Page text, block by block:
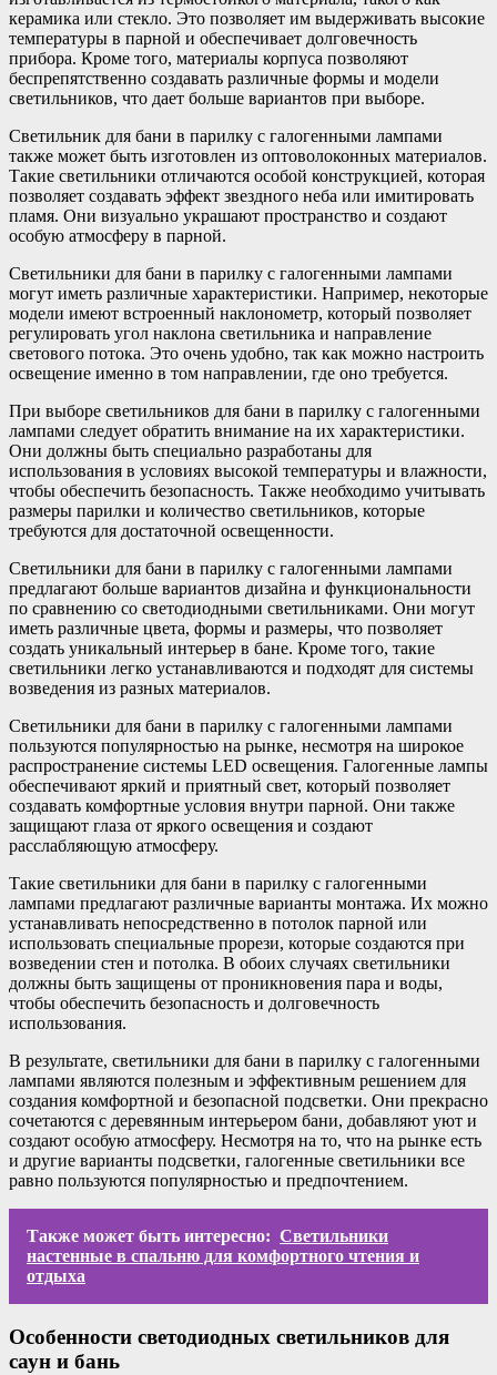
керамика или стекло. Это позволяет им выдерживать высокие
температуры в парной и обеспечивает долговечность
прибора. Кроме того, материалы корпуса позволяют
беспрепятственно создавать различные формы и модели
светильников, что дает больше вариантов при выборе.
Светильник для бани в парилку с галогенными лампами
также может быть изготовлен из оптоволоконных материалов.
Такие светильники отличаются особой конструкцией, которая
позволяет создавать эффект звездного неба или имитировать
пламя. Они визуально украшают пространство и создают
особую атмосферу в парной.
Светильники для бани в парилку с галогенными лампами
могут иметь различные характеристики. Например, некоторые
модели имеют встроенный наклонометр, который позволяет
регулировать угол наклона светильника и направление
светового потока. Это очень удобно, так как можно настроить
освещение именно в том направлении, где оно требуется.
При выборе светильников для бани в парилку с галогенными
лампами следует обратить внимание на их характеристики.
Они должны быть специально разработаны для
использования в условиях высокой температуры и влажности,
чтобы обеспечить безопасность. Также необходимо учитывать
размеры парилки и количество светильников, которые
требуются для достаточной освещенности.
Светильники для бани в парилку с галогенными лампами
предлагают больше вариантов дизайна и функциональности
по сравнению со светодиодными светильниками. Они могут
иметь различные цвета, формы и размеры, что позволяет
создать уникальный интерьер в бане. Кроме того, такие
светильники легко устанавливаются и подходят для системы
возведения из разных материалов.
Светильники для бани в парилку с галогенными лампами
пользуются популярностью на рынке, несмотря на широкое
распространение системы LED освещения. Галогенные лампы
обеспечивают яркий и приятный свет, который позволяет
создавать комфортные условия внутри парной. Они также
защищают глаза от яркого освещения и создают
расслабляющую атмосферу.
Такие светильники для бани в парилку с галогенными
лампами предлагают различные варианты монтажа. Их можно
устанавливать непосредственно в потолок парной или
использовать специальные прорези, которые создаются при
возведении стен и потолка. В обоих случаях светильники
должны быть защищены от проникновения пара и воды,
чтобы обеспечить безопасность и долговечность
использования.
В результате, светильники для бани в парилку с галогенными
лампами являются полезным и эффективным решением для
создания комфортной и безопасной подсветки. Они прекрасно
сочетаются с деревянным интерьером бани, добавляют уют и
создают особую атмосферу. Несмотря на то, что на рынке есть
и другие варианты подсветки, галогенные светильники все
равно пользуются популярностью и предпочтением.
Также может быть интересно: Светильники
настенные в спальню для комфортного чтения и
отдыха
Особенности светодиодных светильников для
саун и бань